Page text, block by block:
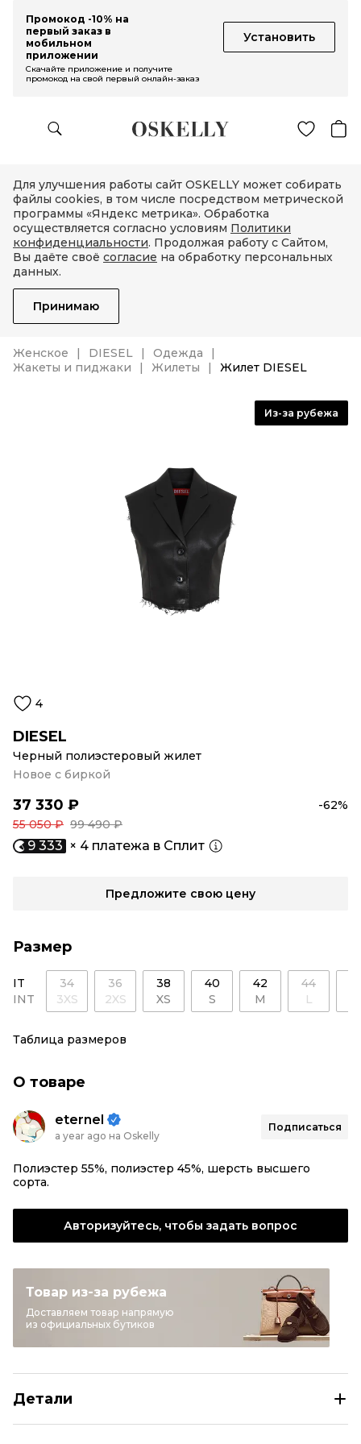
Промокод -10% на
первый заказ в
мобильном
приложении
Установить
Скачайте приложение и получите
промокод на свой первый онлайн-заказ
Для улучшения работы сайт OSKELLY может собирать
файлы cookies, в том числе посредством метрической
программы «Яндекс метрика». Обработка
осуществляется согласно условиям Политики
конфиденциальности. Продолжая работу с Сайтом,
Вы даёте своё согласие на обработку персональных
данных.
Принимаю
Женское DIESEL
Одежда
Жакеты и пиджаки
Жилеты Жилет DIESEL
Из-за рубежа
4
DIESEL
Черный полиэстеровый жилет
Новое с биркой
37 330 ₽
-62%
55 050 ₽ 99 490 ₽
9 333 × 4 платежа в Сплит
Предложите свою цену
Размер
IT
INT
34
3XS
36
2XS
38
XS
40
S
42
M
44
L
Таблица размеров
О товаре
eternel
a year ago на Oskelly
Подписаться
Полиэстер 55%, полиэстер 45%, шерсть высшего
сорта.
Авторизуйтесь, чтобы задать вопрос
Товар из-за рубежа
Доставляем товар напрямую
из официальных бутиков
Детали